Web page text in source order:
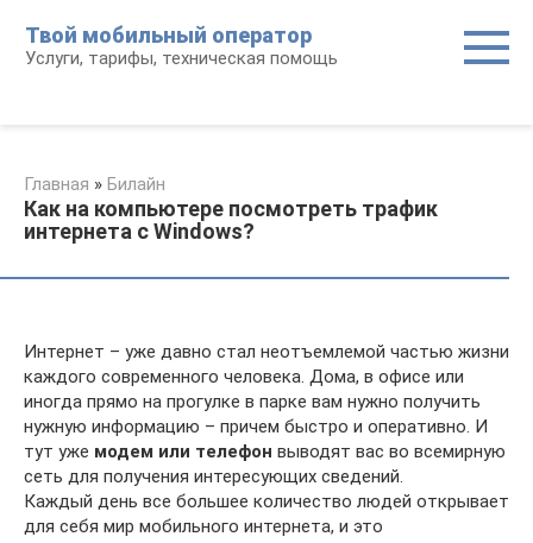
контенту
Твой мобильный оператор
Услуги, тарифы, техническая помощь
Главная » Билайн
Как на компьютере посмотреть трафик
интернета с Windows?
Интернет – уже давно стал неотъемлемой частью жизни
каждого современного человека. Дома, в офисе или
иногда прямо на прогулке в парке вам нужно получить
нужную информацию – причем быстро и оперативно. И
тут уже модем или телефон выводят вас во всемирную
сеть для получения интересующих сведений.
Каждый день все большее количество людей открывает
для себя мир мобильного интернета, и это